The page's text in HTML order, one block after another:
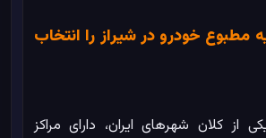
مطبوع خودرو در شیراز را انتخاب
از کلان شهرهای ایران، دارای مراکز